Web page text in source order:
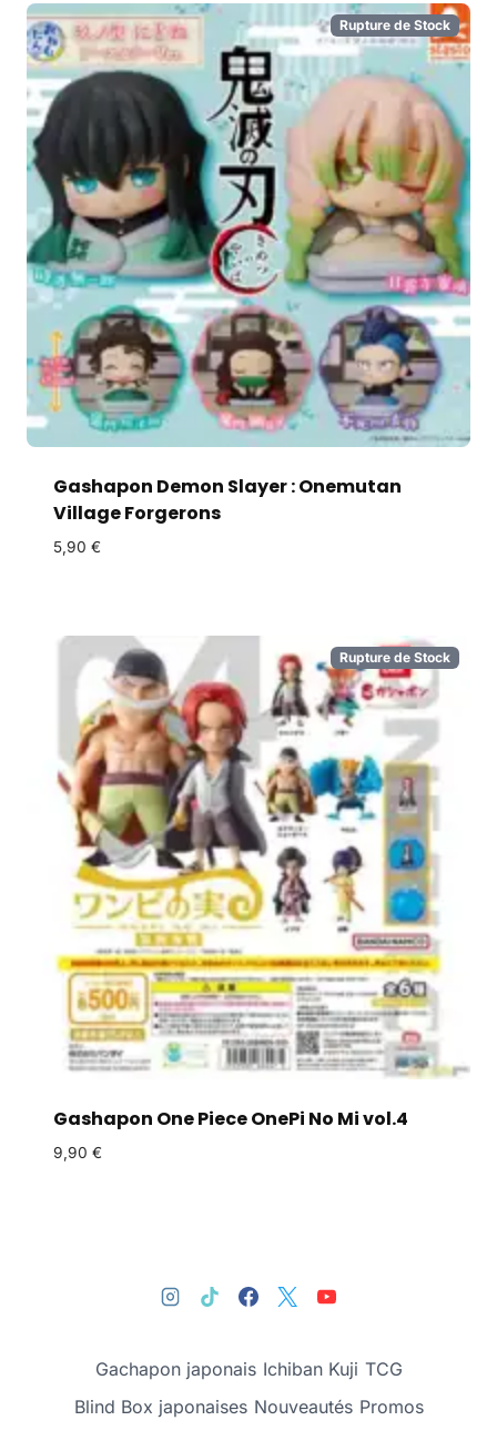
Rupture de Stock
Gashapon Demon Slayer : Onemutan
Village Forgerons
5,90 €
Rupture de Stock
Gashapon One Piece OnePi No Mi vol.4
9,90 €
Gachapon japonais Ichiban Kuji TCG
Blind Box japonaises Nouveautés Promos